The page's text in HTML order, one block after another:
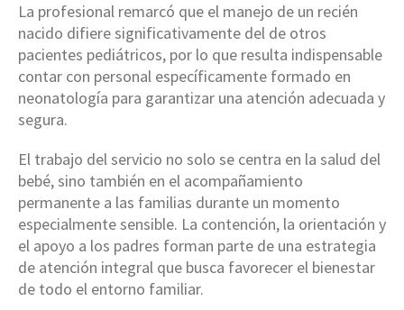
La profesional remarcó que el manejo de un recién
nacido difiere significativamente del de otros
pacientes pediátricos, por lo que resulta indispensable
contar con personal específicamente formado en
neonatología para garantizar una atención adecuada y
segura.
El trabajo del servicio no solo se centra en la salud del
bebé, sino también en el acompañamiento
permanente a las familias durante un momento
especialmente sensible. La contención, la orientación y
el apoyo a los padres forman parte de una estrategia
de atención integral que busca favorecer el bienestar
de todo el entorno familiar.